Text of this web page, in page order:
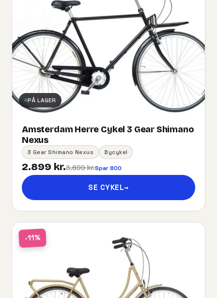
PÅ LAGER
Amsterdam Herre Cykel 3 Gear Shimano
Nexus
3 Gear Shimano Nexus Bycykel
2.899 kr.3.699 kr.Spar 800
SE CYKEL→
-11%